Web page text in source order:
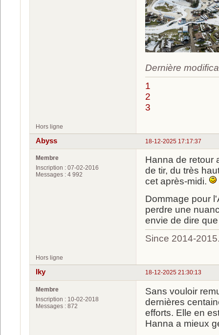
Dernière
1
2
3
Hors ligne
18-12-2025 17:17:37
Abyss
Membre
Inscription : 07-02-2016
Messages : 4 992
Hanna de retour
de tir, du très
cet après-midi.
Dommage pour
perdre une
envie de dire
Since 2014-
Hors ligne
18-12-2025 21:30:13
Iky
Membre
Inscription : 10-02-2018
Messages : 872
Sans vouloir
dernières
efforts. Elle en
Hanna a mieux